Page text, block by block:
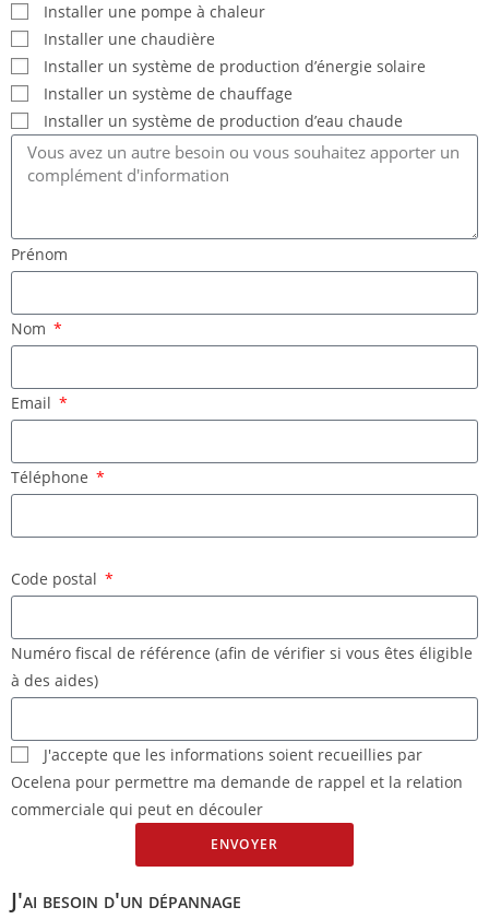
Installer une pompe à chaleur
Installer une chaudière
Installer un système de production d’énergie solaire
Installer un système de chauffage
Installer un système de production d’eau chaude
Prénom
Nom
Email
Téléphone
Code postal
Numéro fiscal de référence (afin de vérifier si vous êtes éligible
à des aides)
J'accepte que les informations soient recueillies par
Ocelena pour permettre ma demande de rappel et la relation
commerciale qui peut en découler
ENVOYER
J'ai besoin d'un dépannage